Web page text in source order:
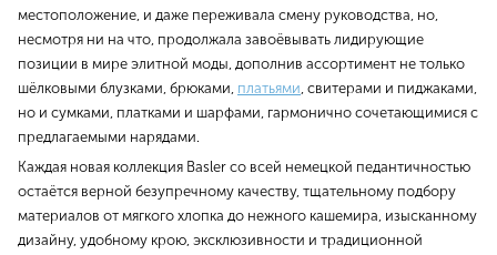
местоположение, и даже переживала смену руководства, но,
несмотря ни на что, продолжала завоёвывать лидирующие
позиции в мире элитной моды, дополнив ассортимент не только
шёлковыми блузками, брюками, платьями, свитерами и пиджаками,
но и сумками, платками и шарфами, гармонично сочетающимися с
предлагаемыми нарядами.
Каждая новая коллекция Basler со всей немецкой педантичностью
остаётся верной безупречному качеству, тщательному подбору
материалов от мягкого хлопка до нежного кашемира, изысканному
дизайну, удобному крою, эксклюзивности и традиционной